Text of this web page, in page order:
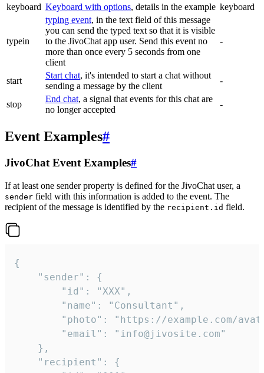
keyboard Keyboard with options, details in the example keyboard
typein
typing event, in the text field of this message
you can send the typed text so that it is visible
to the JivoChat app user. Send this event no
more than once every 5 seconds from one
client
-
start
Start chat, it's intended to start a chat without
sending a message by the client
-
stop
End chat, a signal that events for this chat are
no longer accepted
-
Event Examples#
JivoChat Event Examples#
If at least one sender property is defined for the JivoChat user, a
sender field with this information is added to the event. The
recipient of the message is identified by the recipient.id field.
{